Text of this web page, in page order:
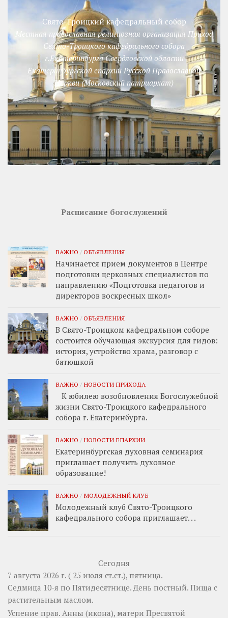
Свято-Троицкий кафедральный собор
Местная православная религиозная организация Приход
Свято-Троицкого кафедрального собора
г.Екатеринбурга Свердловской области
Екатеринбургской епархии Русской Православной
Церкви (Московский патриархат)
Расписание богослужений
ВАЖНО / ОБЪЯВЛЕНИЯ
Начинается прием документов в Центре
подготовки церковных специалистов по
направлению «Подготовка педагогов и
директоров воскресных школ»
ВАЖНО / ОБЪЯВЛЕНИЯ
В Свято-Троицком кафедральном соборе
состоится обучающая экскурсия для гидов:
история, устройство храма, разговор с
батюшкой
ВАЖНО / НОВОСТИ ПРИХОДА
К юбилею возобновления Богослужебной
жизни Свято-Троицкого кафедрального
собора г. Екатеринбурга.
ВАЖНО / НОВОСТИ ЕПАРХИИ
Екатеринбургская духовная семинария
приглашает получить духовное
образование!
ВАЖНО / МОЛОДЕЖНЫЙ КЛУБ
Молодежный клуб Свято-Троицкого
кафедрального собора приглашает. . .
Сегодня
7 августа 2026 г. ( 25 июля ст.ст.), пятница.
Седмица 10-я по Пятидесятнице. День постный. Пища с
растительным маслом.
Успение прав. Анны (икона), матери Пресвятой